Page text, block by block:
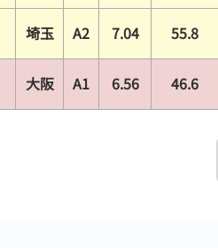
埼玉 A2 7.04 55.8
大阪 A1 6.56 46.6